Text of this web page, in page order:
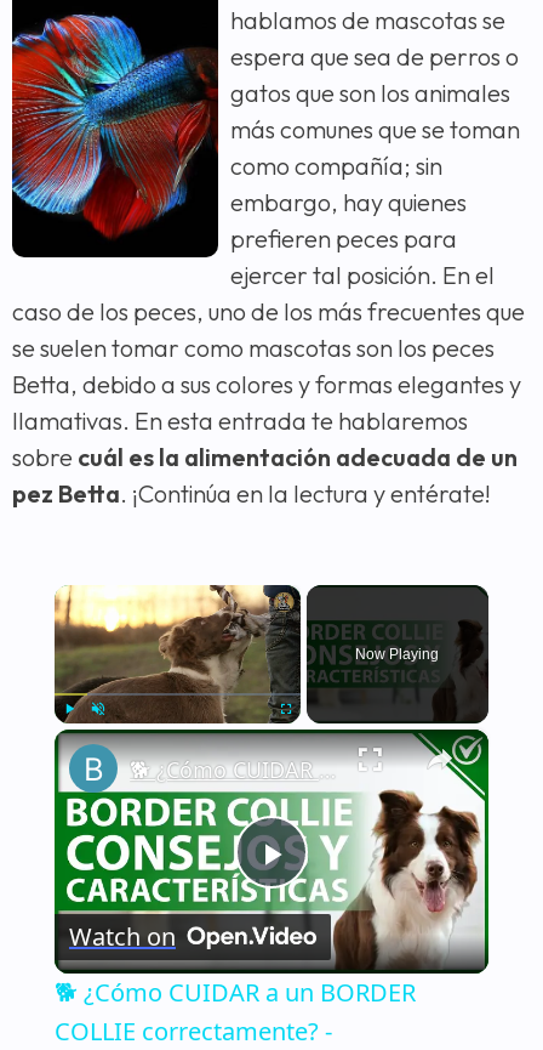
hablamos de mascotas se
espera que sea de perros o
gatos que son los animales
más comunes que se toman
como compañía; sin
embargo, hay quienes
prefieren peces para
ejercer tal posición. En el
caso de los peces, uno de los más frecuentes que
se suelen tomar como mascotas son los peces
Betta, debido a sus colores y formas elegantes y
llamativas. En esta entrada te hablaremos
sobre cuál es la alimentación adecuada de un
pez Betta. ¡Continúa en la lectura y entérate!
×
Play Unmute Fullscreen
Now Playing
×
Play
Video
🐕 ¿Cómo CUIDAR a un BORDER COLLIE correctamente? - Características y consejos 🐕
Watch on
🐕 ¿Cómo CUIDAR a un BORDER
COLLIE correctamente? -